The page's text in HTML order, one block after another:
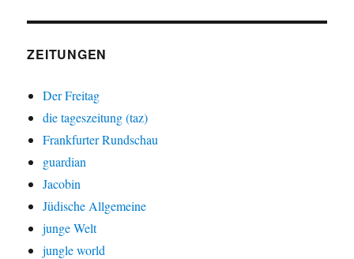
ZEITUNGEN
Der Freitag
die tageszeitung (taz)
Frankfurter Rundschau
guardian
Jacobin
Jüdische Allgemeine
junge Welt
jungle world